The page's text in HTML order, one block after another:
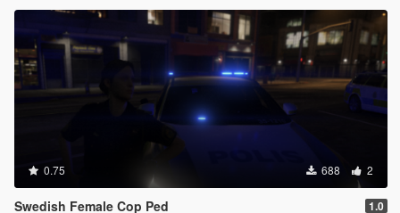
0.75 688 2
Swedish Female Cop Ped 1.0